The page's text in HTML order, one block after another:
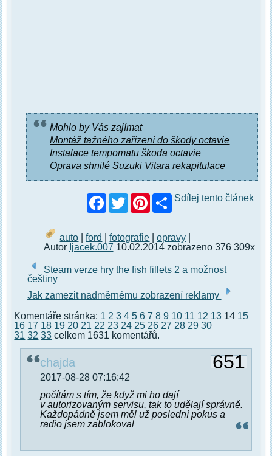
Mohlo by Vás zajímat
Montáž tažného zařízení do škody octavie
Instalace tempomatu škoda octavie
Oprava shnilé Suzuki Vitara rekapitulace
Facebook
TwitterPinterestSdílej tento článek
auto |ford |fotografie |opravy
Autor Ijacek.007 10.02.2014 zobrazeno 376 309x
Steam verze hry the fish fillets 2 a možnost
češtiny
Jak zamezit nadměrnému zobrazení reklamy
Komentáře stránka: 1 2 3 4 5 6 7 8 9 10 11 12 13 14 15
16 17 18 19 20 21 22 23 24 25 26 27 28 29 30
31 32 33 celkem 1631 komentářů.
651
chajda
2017-08-28 07:16:42
počítám s tím, že když mi ho dají
v autorizovaným servisu, tak to udělají správně.
Každopádně jsem měl už poslední pokus a
radio jsem zablokoval